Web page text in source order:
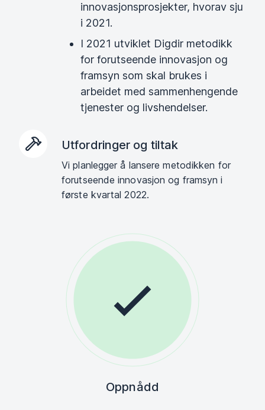
innovasjonsprosjekter, hvorav sju
i 2021.
I 2021 utviklet Digdir metodikk
for forutseende innovasjon og
framsyn som skal brukes i
arbeidet med sammenhengende
tjenester og livshendelser.
Utfordringer og tiltak
Vi planlegger å lansere metodikken for
forutseende innovasjon og framsyn i
første kvartal 2022.
Oppnådd